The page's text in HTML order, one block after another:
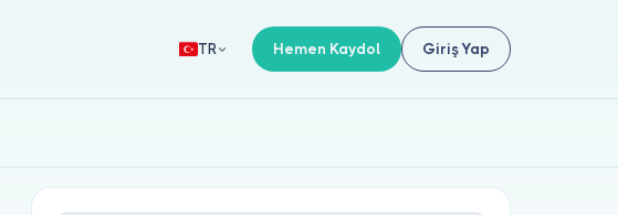
TR Hemen Kaydol Giriş Yap